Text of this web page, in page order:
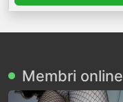
Membri online